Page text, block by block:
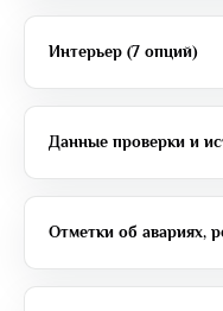
Интерьер (7 опций)
Данные проверки и
Отметки об авариях,